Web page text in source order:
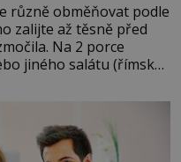
různě obměňovat podle
zalijte až těsně před
Na 2 porce
jiného salátu (římský
olivového oleje ✿ 1